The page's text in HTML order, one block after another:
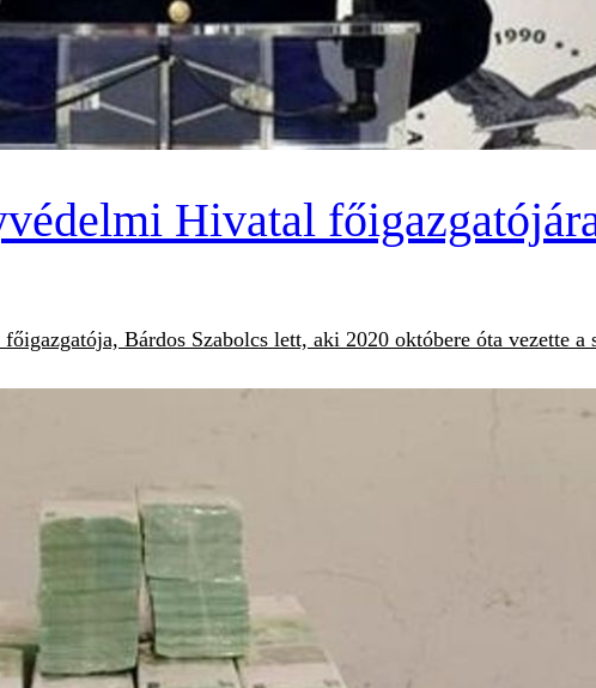
Hivatal
Bárdos Szabolcs lett, aki 2020 októbere óta vezette a